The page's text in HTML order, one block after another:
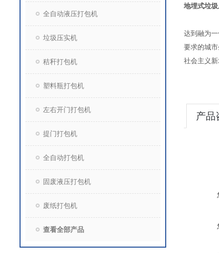
全自动液压打包机
垃圾压实机
秸秆打包机
塑料瓶打包机
左右开门打包机
提门打包机
全自动打包机
固废液压打包机
废纸打包机
查看全部产品
地埋式垃
达到融为
要求的城
社
产品